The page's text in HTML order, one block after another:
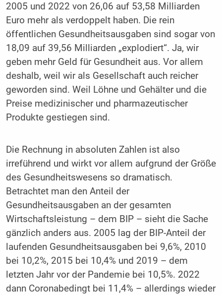
2005 und 2022 von 26,06 auf 53,58 Milliarden
Euro mehr als verdoppelt haben. Die rein
öffentlichen Gesundheitsausgaben sind sogar von
18,09 auf 39,56 Milliarden „explodiert“. Ja, wir
geben mehr Geld für Gesundheit aus. Vor allem
deshalb, weil wir als Gesellschaft auch reicher
geworden sind. Weil Löhne und Gehälter und die
Preise medizinischer und pharmazeutischer
Produkte gestiegen sind.
Die Rechnung in absoluten Zahlen ist also
irreführend und wirkt vor allem aufgrund der Größe
des Gesundheitswesens so dramatisch.
Betrachtet man den Anteil der
Gesundheitsausgaben an der gesamten
Wirtschaftsleistung – dem BIP – sieht die Sache
gänzlich anders aus. 2005 lag der BIP-Anteil der
laufenden Gesundheitsausgaben bei 9,6%, 2010
bei 10,2%, 2015 bei 10,4% und 2019 – dem
letzten Jahr vor der Pandemie bei 10,5%. 2022
dann Coronabedingt bei 11,4% – allerdings wieder